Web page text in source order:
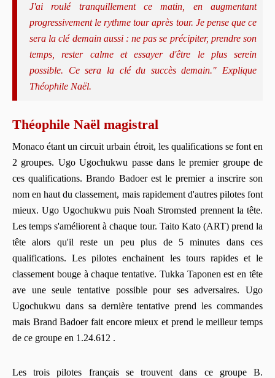
J'ai roulé tranquillement ce matin, en augmentant
progressivement le rythme tour après tour. Je pense que ce
sera la clé demain aussi : ne pas se précipiter, prendre son
temps, rester calme et essayer d'être le plus serein
possible. Ce sera la clé du succès demain." Explique
Théophile Naël.
Théophile Naël magistral
Monaco étant un circuit urbain étroit, les qualifications se font en
2 groupes. Ugo Ugochukwu passe dans le premier groupe de
ces qualifications. Brando Badoer est le premier a inscrire son
nom en haut du classement, mais rapidement d'autres pilotes font
mieux. Ugo Ugochukwu puis Noah Stromsted prennent la tête.
Les temps s'améliorent à chaque tour. Taito Kato (ART) prend la
tête alors qu'il reste un peu plus de 5 minutes dans ces
qualifications. Les pilotes enchainent les tours rapides et le
classement bouge à chaque tentative. Tukka Taponen est en tête
ave une seule tentative possible pour ses adversaires. Ugo
Ugochukwu dans sa dernière tentative prend les commandes
mais Brand Badoer fait encore mieux et prend le meilleur temps
de ce groupe en 1.24.612 .
Les trois pilotes français se trouvent dans ce groupe B.